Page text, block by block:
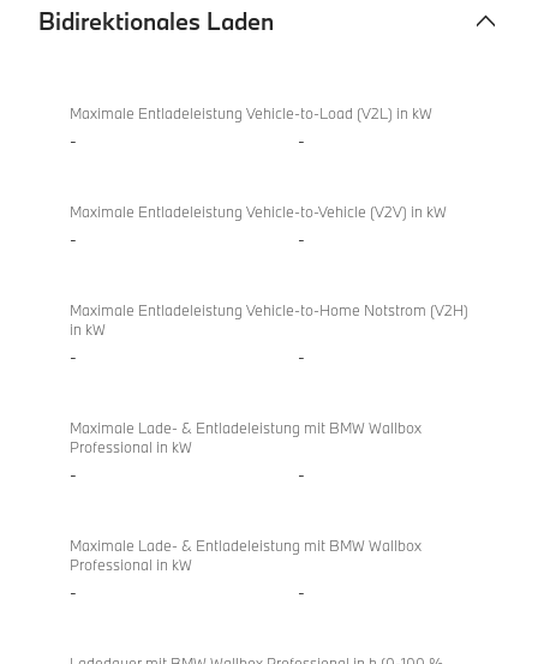
Bidirektionales Laden
Laden
i4
M60
Coupé
Maximale Entladeleistung Vehicle-to-Load (V2L) in kW
- -
Maximale Entladeleistung Vehicle-to-Vehicle (V2V) in kW
- -
Maximale Entladeleistung Vehicle-to-Home Notstrom (V2H)
in kW
- -
Maximale Lade- & Entladeleistung mit BMW Wallbox
Professional in kW
- -
Maximale Lade- & Entladeleistung mit BMW Wallbox
Professional in kW
- -